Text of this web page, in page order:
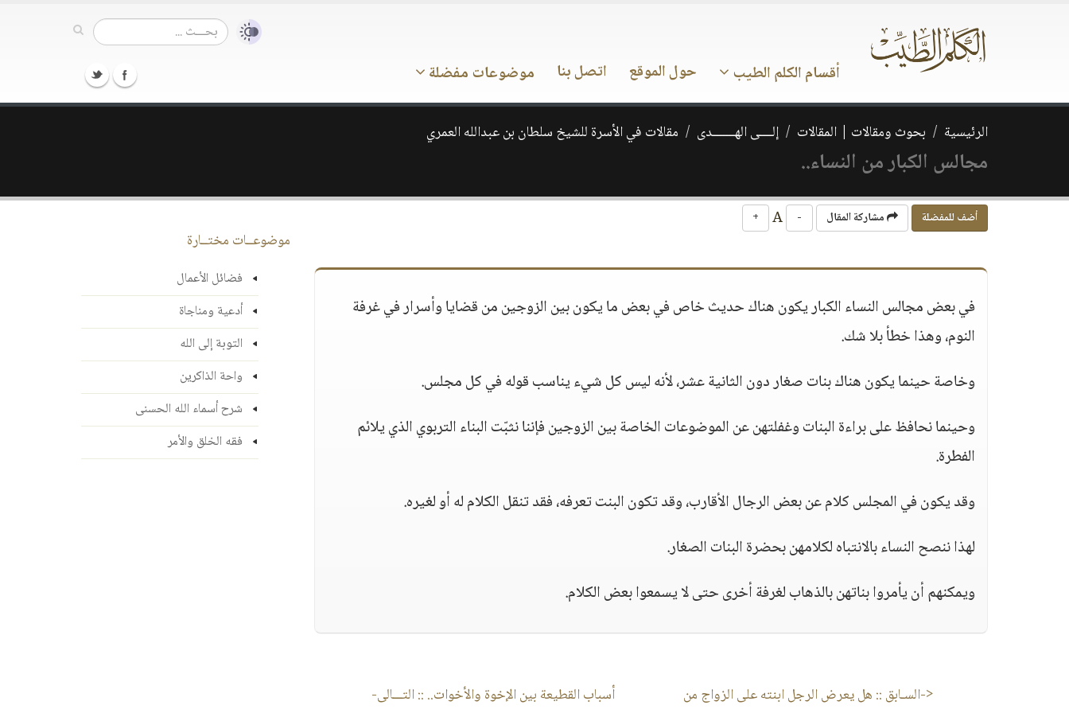
أقسام الكلم الطيب حول الموقع اتصل بنا موضوعات مفضلة
الرئيسية بحوث ومقالات | المقالات إلــــى الهـــــــدى مقالات في الأسرة للشيخ سلطان بن عبدالله العمري
مجالس الكبار من النساء..
أضف للمفضلة مشاركة المقال -
+
في بعض مجالس النساء الكبار يكون هناك حديث خاص في بعض ما يكون بين الزوجين من قضايا وأسرار في غرفة
النوم، وهذا خطأ بلا شك.
وخاصة حينما يكون هناك بنات صغار دون الثانية عشر، لأنه ليس كل شيء يناسب قوله في كل مجلس.
وحينما نحافظ على براءة البنات وغفلتهن عن الموضوعات الخاصة بين الزوجين فإننا نثبّت البناء التربوي الذي يلائم
الفطرة.
وقد يكون في المجلس كلام عن بعض الرجال الأقارب، وقد تكون البنت تعرفه، فقد تنقل الكلام له أو لغيره.
لهذا ننصح النساء بالانتباه لكلامهن بحضرة البنات الصغار.
ويمكنهم أن يأمروا بناتهن بالذهاب لغرفة أخرى حتى لا يسمعوا بعض الكلام.
<-السـابق :: هل يعرض الرجل ابنته على الزواج من
أسباب القطيعة بين الإخوة والأخوات.. :: التـــالى-
موضوعــات مختــارة
فضائل الأعمال
أدعية ومناجاة
التوبة إلى الله
واحة الذاكرين
شرح أسماء الله الحسنى
فقه الخلق والأمر